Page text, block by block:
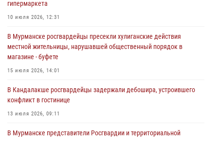
Сотрудники Росгвардии задержали мужчину, не оплатившего счет в
30 июля 2026, 14:09
В Управлении Росгвардии по Мурманской области прошло пожарно-
тактическое занятие совместно с МЧС России
гипермаркета
10 июля 2026, 12:31
В Мурманске росгвардейцы пресекли хулиганские действия
местной жительницы, нарушавшей общественный порядок в
магазине - буфете
15 июля 2026, 14:01
В Кандалакше росгвардейцы задержали дебошира, устроившего
конфликт в гостинице
13 июля 2026, 09:11
В Мурманске представители Росгвардии и территориальной